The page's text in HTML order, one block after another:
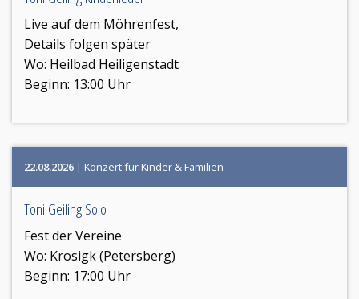
Live auf dem Möhrenfest,
Details folgen später
Wo: Heilbad Heiligenstadt
Beginn: 13:00 Uhr
22.08.2026 | Konzert für Kinder & Familien
Toni Geiling Solo
Fest der Vereine
Wo: Krosigk (Petersberg)
Beginn: 17:00 Uhr